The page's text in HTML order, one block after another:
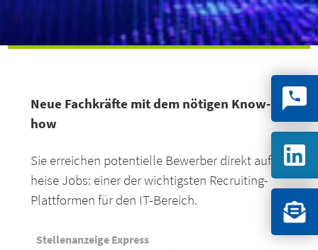
Neue Fachkräfte mit dem nötigen Know-
how
Sie erreichen potentielle Bewerber direkt auf
heise Jobs: einer der wichtigsten Recruiting-
Plattformen für den IT-Bereich.
Stellenanzeige Express